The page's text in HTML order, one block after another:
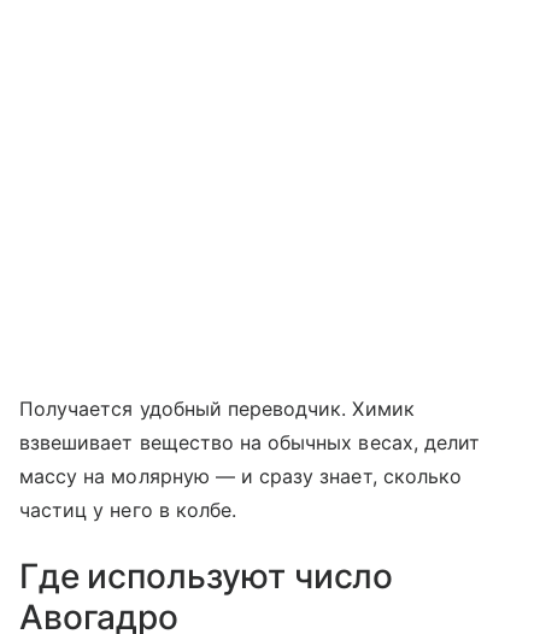
Получается удобный переводчик. Химик
взвешивает вещество на обычных весах, делит
массу на молярную — и сразу знает, сколько
частиц у него в колбе.
Где используют число
Авогадро